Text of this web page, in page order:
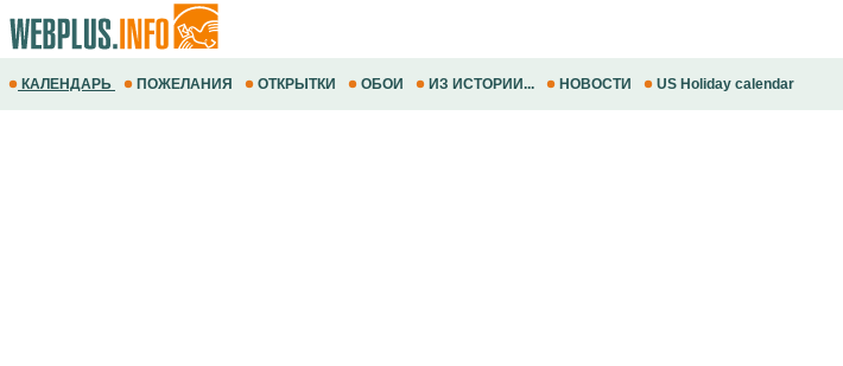
КАЛЕНДАРЬ ПОЖЕЛАНИЯ ОТКРЫТКИ ОБОИ ИЗ ИСТОРИИ... НОВОСТИ US Holiday calendar